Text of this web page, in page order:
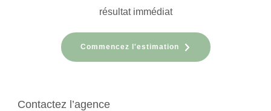
résultat immédiat
Commencez l'estimation
Contactez l’agence